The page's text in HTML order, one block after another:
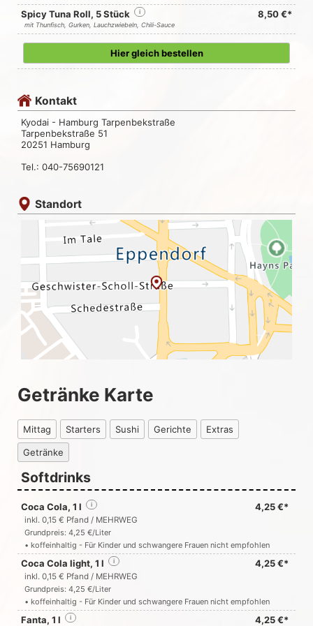
Spicy Tuna Roll, 5 Stück i 8,50 €*
mit Thunfisch, Gurken, Lauchzwiebeln, Chili-Sauce
Hier gleich bestellen
Kontakt
Kyodai - Hamburg Tarpenbekstraße
Tarpenbekstraße 51
20251 Hamburg
Tel.: 040-75690121
Standort
Getränke Karte
Mittag Starters Sushi Gerichte Extras
Getränke
Softdrinks
Coca Cola, 1 l 4,25 €*
i
inkl. 0,15 € Pfand / MEHRWEG
Grundpreis: 4,25 €/Liter
• koffeinhaltig - Für Kinder und schwangere Frauen nicht empfohlen
Coca Cola light, 1 l 4,25 €*
i
inkl. 0,15 € Pfand / MEHRWEG
Grundpreis: 4,25 €/Liter
• koffeinhaltig - Für Kinder und schwangere Frauen nicht empfohlen
Fanta, 1 l 4,25 €*
i